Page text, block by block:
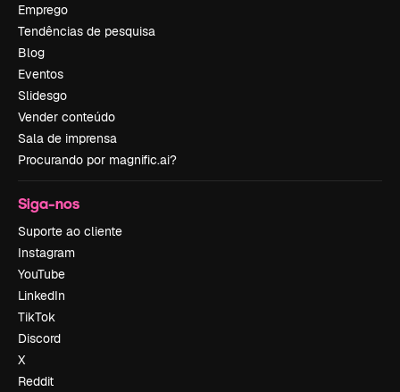
Emprego
Tendências de pesquisa
Blog
Eventos
Slidesgo
Vender conteúdo
Sala de imprensa
Procurando por magnific.ai?
Siga-nos
Suporte ao cliente
Instagram
YouTube
LinkedIn
TikTok
Discord
X
Reddit